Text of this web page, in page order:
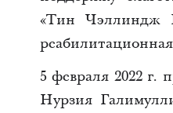
«Тин Чэллиндж
5 февраля 2022 г.
Нурзия